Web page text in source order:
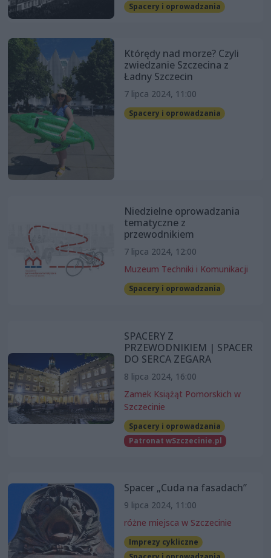
Spacery i oprowadzania
Którędy nad morze? Czyli
zwiedzanie Szczecina z
Ładny Szczecin
7 lipca 2024, 11:00
Spacery i oprowadzania
Niedzielne oprowadzania
tematyczne z
przewodnikiem
7 lipca 2024, 12:00
Muzeum Techniki i Komunikacji
Spacery i oprowadzania
SPACERY Z
PRZEWODNIKIEM | SPACER
DO SERCA ZEGARA
8 lipca 2024, 16:00
Zamek Książąt Pomorskich w
Szczecinie
Spacery i oprowadzania
Patronat wSzczecinie.pl
Spacer „Cuda na fasadach”
9 lipca 2024, 11:00
różne miejsca w Szczecinie
Imprezy cykliczne